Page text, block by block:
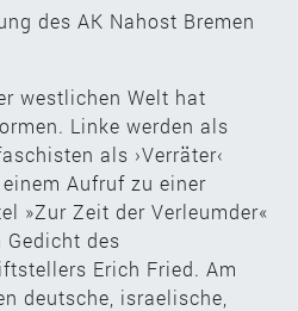
des AK Nahost Bremen
westlichen Welt hat
Linke werden als
als ›Verräter‹
Aufruf zu einer
»Zur Zeit der Verleumder«
des
Erich Fried. Am
deutsche, israelische,